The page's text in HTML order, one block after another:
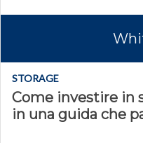
STORAGE
Come investire in
in una guida che